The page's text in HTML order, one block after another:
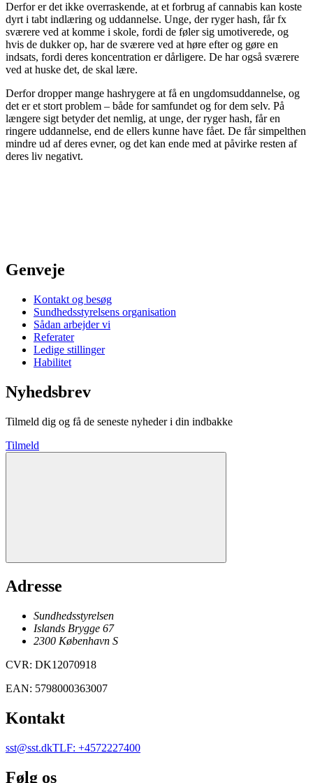
Derfor er det ikke overraskende, at et forbrug af cannabis kan koste
dyrt i tabt indlæring og uddannelse. Unge, der ryger hash, får fx
sværere ved at komme i skole, fordi de føler sig umotiverede, og
hvis de dukker op, har de sværere ved at høre efter og gøre en
indsats, fordi deres koncentration er dårligere. De har også sværere
ved at huske det, de skal lære.
Derfor dropper mange hashrygere at få en ungdomsuddannelse, og
det er et stort problem – både for samfundet og for dem selv. På
længere sigt betyder det nemlig, at unge, der ryger hash, får en
ringere uddannelse, end de ellers kunne have fået. De får simpelthen
mindre ud af deres evner, og det kan ende med at påvirke resten af
deres liv negativt.
Genveje
Kontakt og besøg
Sundhedsstyrelsens organisation
Sådan arbejder vi
Referater
Ledige stillinger
Habilitet
Nyhedsbrev
Tilmeld dig og få de seneste nyheder i din indbakke
Tilmeld
Adresse
Sundhedsstyrelsen
Islands Brygge 67
2300 København S
CVR: DK12070918
EAN: 5798000363007
Kontakt
sst@sst.dkTLF: +4572227400
Følg os